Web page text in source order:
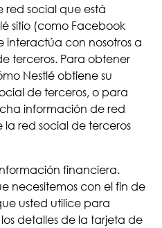
red social que está
sitio (como Facebook
con nosotros a
terceros. Para obtener
Nestlé obtiene su
de terceros, o para
información de red
la red social de terceros
financiera.
necesitemos con el fin de
usted utilice para
detalles de la tarjeta de